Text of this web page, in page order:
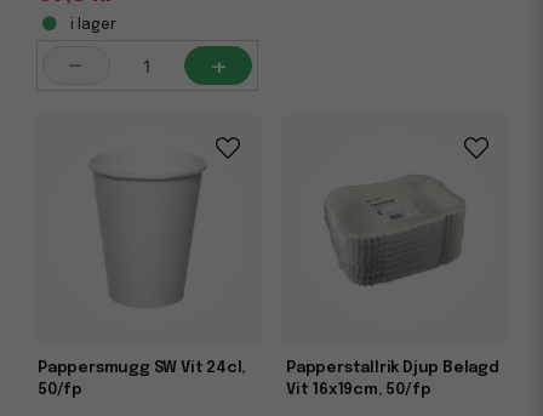
i lager
- +
Pappersmugg SW Vit 24cl,
50/fp
Papperstallrik Djup Belagd
Vit 16x19cm, 50/fp